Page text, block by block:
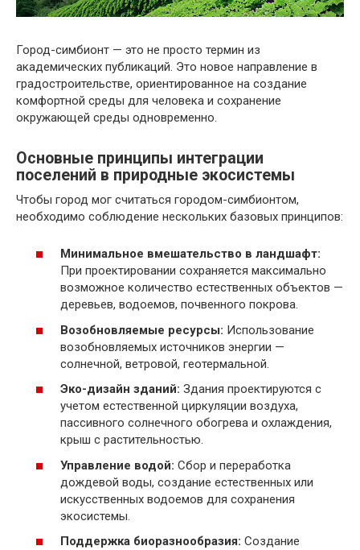
Город-симбионт — это не просто термин из
академических публикаций. Это новое направление в
градостроительстве, ориентированное на создание
комфортной среды для человека и сохранение
окружающей среды одновременно.
Основные принципы интеграции
поселений в природные экосистемы
Чтобы город мог считаться городом-симбионтом,
необходимо соблюдение нескольких базовых принципов:
Минимальное вмешательство в ландшафт:
При проектировании сохраняется максимально
возможное количество естественных объектов —
деревьев, водоемов, почвенного покрова.
Возобновляемые ресурсы: Использование
возобновляемых источников энергии —
солнечной, ветровой, геотермальной.
Эко-дизайн зданий: Здания проектируются с
учетом естественной циркуляции воздуха,
пассивного солнечного обогрева и охлаждения,
крыш с растительностью.
Управление водой: Сбор и переработка
дождевой воды, создание естественных или
искусственных водоемов для сохранения
экосистемы.
Поддержка биоразнообразия: Создание